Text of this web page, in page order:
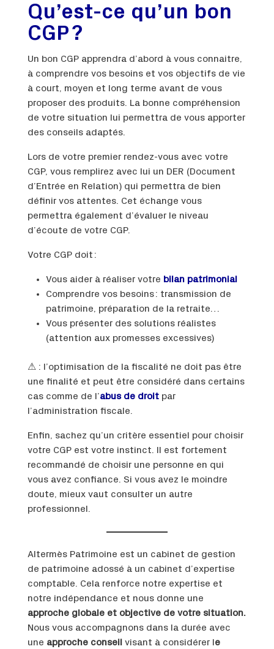
Qu’est-ce qu’un bon
CGP ?
Un bon CGP apprendra d’abord à vous connaitre,
à comprendre vos besoins et vos objectifs de vie
à court, moyen et long terme avant de vous
proposer des produits. La bonne compréhension
de votre situation lui permettra de vous apporter
des conseils adaptés.
Lors de votre premier rendez-vous avec votre
CGP, vous remplirez avec lui un DER (Document
d’Entrée en Relation) qui permettra de bien
définir vos attentes. Cet échange vous
permettra également d’évaluer le niveau
d’écoute de votre CGP.
Votre CGP doit :
Vous aider à réaliser votre bilan patrimonial
Comprendre vos besoins : transmission de
patrimoine, préparation de la retraite…
Vous présenter des solutions réalistes
(attention aux promesses excessives)
⚠ : l’optimisation de la fiscalité ne doit pas être
une finalité et peut être considéré dans certains
cas comme de l’abus de droitpar
l’administration fiscale.
Enfin, sachez qu’un critère essentiel pour choisir
votre CGP est votre instinct. Il est fortement
recommandé de choisir une personne en qui
vous avez confiance. Si vous avez le moindre
doute, mieux vaut consulter un autre
professionnel.
Altermès Patrimoine est un cabinet de gestion
de patrimoine adossé à un cabinet d’expertise
comptable. Cela renforce notre expertise et
notre indépendance et nous donne une
approche globale et objective de votre situation.
Nous vous accompagnons dans la durée avec
une approche conseil visant à considérer le